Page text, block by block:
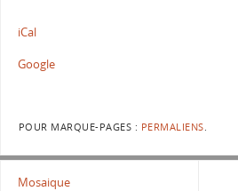
iCal
Google
POUR MARQUE-PAGES : PERMALIENS.
Mosaique